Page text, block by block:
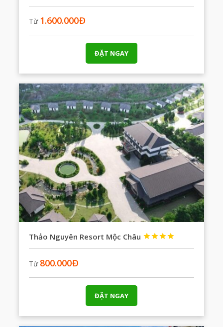
Từ 1.600.000Đ
ĐẶT NGAY
Thảo Nguyên Resort Mộc Châu 



Từ 800.000Đ
ĐẶT NGAY